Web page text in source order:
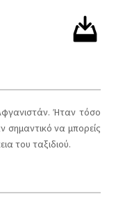
Ήταν τόσο
σημαντικό να μπορείς
του ταξιδιού.